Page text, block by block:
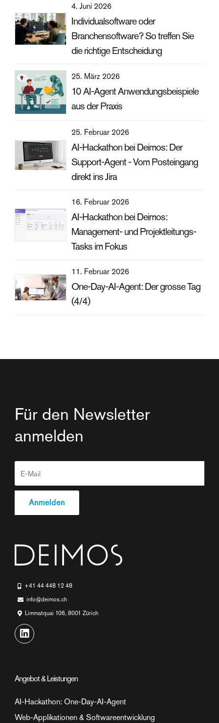
4. Juni 2026
Individualsoftware oder
Branchensoftware? So treffen Sie
die richtige Entscheidung
25. März 2026
10 AI-Agent Anwendungsbeispiele
aus der Praxis
25. Februar 2026
AI-Hackathon bei Deimos: Der
Support-Agent - Vom Posteingang
direkt ins Jira
16. Februar 2026
AI-Hackathon bei Deimos:
Management- und Projektleitungs-
Tasks im Fokus
11. Februar 2026
One-Day-AI-Agent: Der grosse Tag
(4/4)
Für den Newsletter
anmelden
+41 44 448 12 48
info@deimos.ch
Limmatquai 106, 8001 Zürich
Angebot & Leistungen
AI-Hackathon: One-Day-AI-Agent
Web-Applikationen & Softwareentwicklung